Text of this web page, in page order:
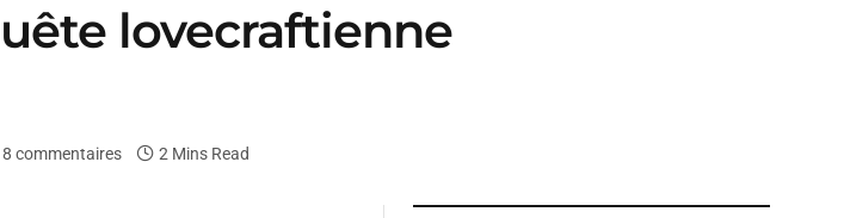
lovecraftienne
8 commentaires 2 Mins Read